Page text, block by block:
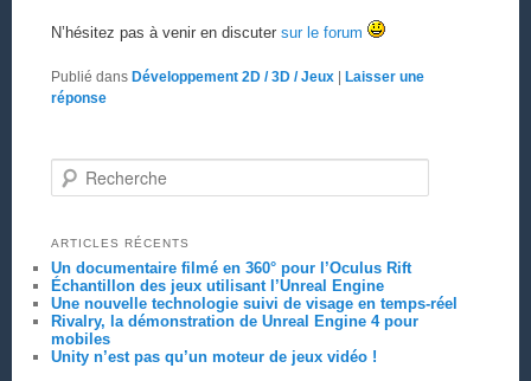
N’hésitez pas à venir en discuter sur le forum
Publié dans Développement 2D / 3D / Jeux
Laisser une
réponse
Recherche
ARTICLES RÉCENTS
Un documentaire filmé en 360° pour l’Oculus Rift
Échantillon des jeux utilisant l’Unreal Engine
Une nouvelle technologie suivi de visage en temps-réel
Rivalry, la démonstration de Unreal Engine 4 pour
mobiles
Unity n’est pas qu’un moteur de jeux vidéo !